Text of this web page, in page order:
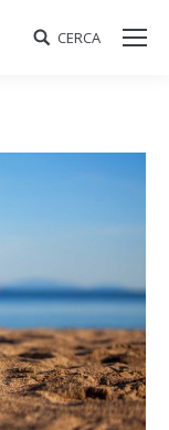
Search:
CERCA